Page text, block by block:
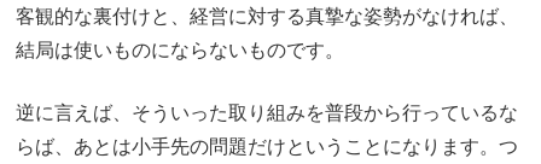
客観的な裏付けと、経営に対する真摯な姿勢がなければ、
結局は使いものにならないものです。
逆に言えば、そういった取り組みを普段から行っているな
らば、あとは小手先の問題だけということになります。つ